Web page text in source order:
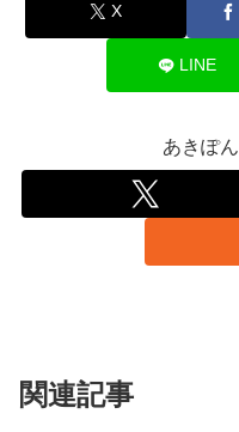
X
LINE
あきぽ
関連記事